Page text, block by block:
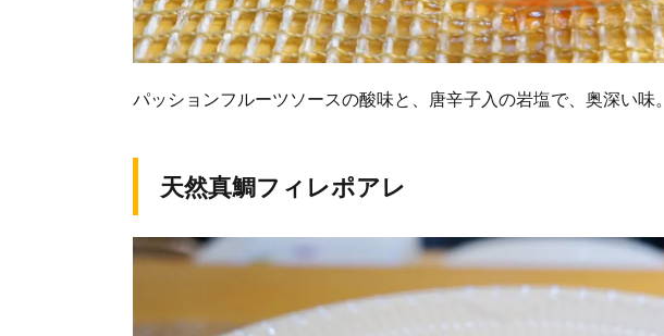
パッションフルーツソースの酸味と、唐辛子入の岩塩で、奥深い味。
天然真鯛フィレポアレ